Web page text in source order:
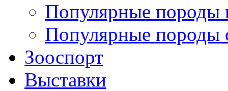
Популярные породы
Популярные породы
Зооспорт
Выставки